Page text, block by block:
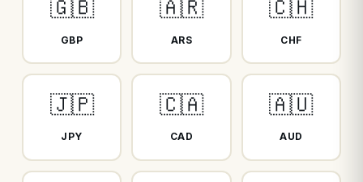
🇬🇧
GBP
🇦🇷
ARS
🇨🇭
CHF
🇯🇵
JPY
🇨🇦
CAD
🇦🇺
AUD